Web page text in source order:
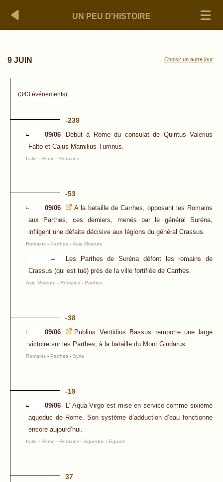
UN PEU D'HISTOIRE
Choisir un autre jour
9 JUIN
(343 événements)
-239
09/06
Début à Rome du consulat de Quintus Valerius
Falto et Caius Mamilius Turrinus.
Italie - Rome - Romains
-53
09/06
A la bataille de Carrhes, opposant les Romains
aux Parthes, ces derniers, menés par le général Suréna,
infligent une défaite décisive aux légions du général Crassus.
Romains - Parthes - Asie Mineure
--
Les Parthes de Suréna défont les romains de
Crassus (qui est tué) près de la ville fortifiée de Carrhes.
Asie Mineure - Romains - Parthes
-38
09/06
Publius Ventidius Bassus remporte une large
victoire sur les Parthes, à la bataille du Mont Gindarus.
Romains - Parthes - Syrie
-19
09/06
L’ Aqua Virgo est mise en service comme sixième
aqueduc de Rome. Son système d’adduction d’eau fonctionne
encore aujourd’hui.
Italie - Rome - Romains - Aqueduc / Egouts
37